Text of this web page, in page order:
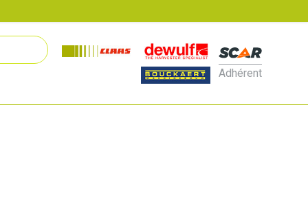
Adhérent